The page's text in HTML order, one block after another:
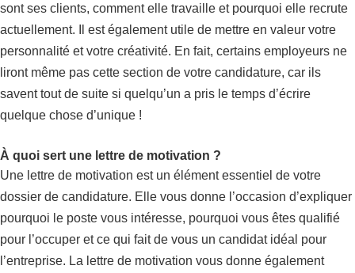
sont ses clients, comment elle travaille et pourquoi elle recrute
actuellement. Il est également utile de mettre en valeur votre
personnalité et votre créativité. En fait, certains employeurs ne
liront même pas cette section de votre candidature, car ils
savent tout de suite si quelqu’un a pris le temps d’écrire
quelque chose d’unique !
À quoi sert une lettre de motivation ?
Une lettre de motivation est un élément essentiel de votre
dossier de candidature. Elle vous donne l’occasion d’expliquer
pourquoi le poste vous intéresse, pourquoi vous êtes qualifié
pour l’occuper et ce qui fait de vous un candidat idéal pour
l’entreprise. La lettre de motivation vous donne également